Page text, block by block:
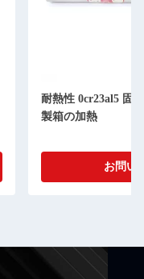
耐熱性 0cr23al5 固
製箱の加熱
お問い